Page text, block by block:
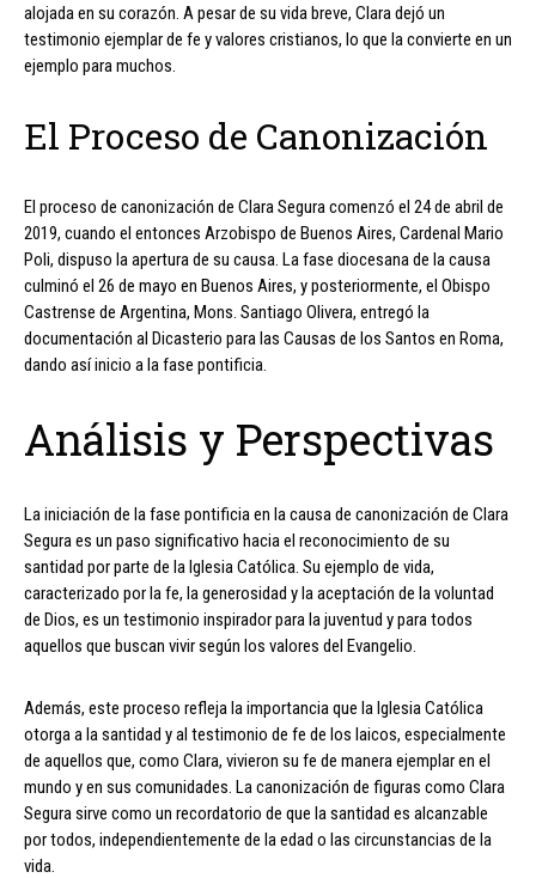
alojada en su corazón. A pesar de su vida breve, Clara dejó un
testimonio ejemplar de fe y valores cristianos, lo que la convierte en un
ejemplo para muchos.
El Proceso de Canonización
El proceso de canonización de Clara Segura comenzó el 24 de abril de
2019, cuando el entonces Arzobispo de Buenos Aires, Cardenal Mario
Poli, dispuso la apertura de su causa. La fase diocesana de la causa
culminó el 26 de mayo en Buenos Aires, y posteriormente, el Obispo
Castrense de Argentina, Mons. Santiago Olivera, entregó la
documentación al Dicasterio para las Causas de los Santos en Roma,
dando así inicio a la fase pontificia.
Análisis y Perspectivas
La iniciación de la fase pontificia en la causa de canonización de Clara
Segura es un paso significativo hacia el reconocimiento de su
santidad por parte de la Iglesia Católica. Su ejemplo de vida,
caracterizado por la fe, la generosidad y la aceptación de la voluntad
de Dios, es un testimonio inspirador para la juventud y para todos
aquellos que buscan vivir según los valores del Evangelio.
Además, este proceso refleja la importancia que la Iglesia Católica
otorga a la santidad y al testimonio de fe de los laicos, especialmente
de aquellos que, como Clara, vivieron su fe de manera ejemplar en el
mundo y en sus comunidades. La canonización de figuras como Clara
Segura sirve como un recordatorio de que la santidad es alcanzable
por todos, independientemente de la edad o las circunstancias de la
vida.